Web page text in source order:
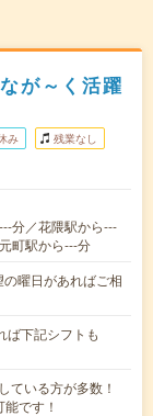
が～く活躍
み 残業なし
分／花隈駅から---
町駅から---分
曜日があればご相
ば下記シフトも
ている方が多数！
です！